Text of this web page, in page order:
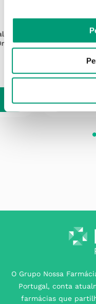
Água
O Grupo Nossa
Portugal, conta
farmácias que